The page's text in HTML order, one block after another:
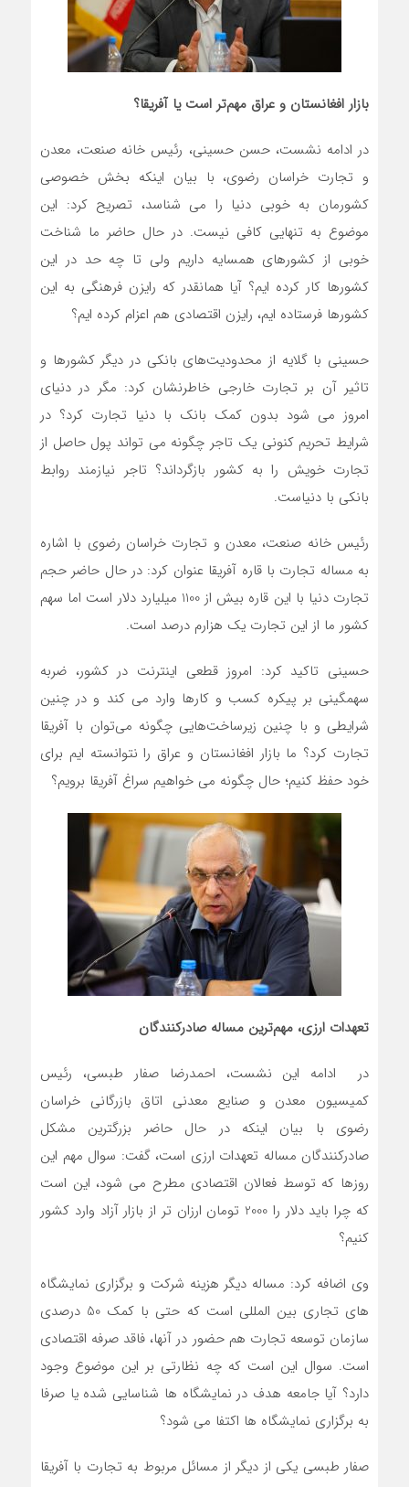
بازار افغانستان و عراق مهم‌تر است یا آفریقا؟
در ادامه نشست، حسن حسینی، رئیس خانه صنعت، معدن
و تجارت خراسان رضوی، با بیان اینکه بخش خصوصی
کشورمان به خوبی دنیا را می شناسد، تصریح کرد: این
موضوع به تنهایی کافی نیست. در حال حاضر ما شناخت
خوبی از کشورهای همسایه داریم ولی تا چه حد در این
کشورها کار کرده ایم؟ آیا همانقدر که رایزن فرهنگی به این
کشورها فرستاده ایم، رایزن اقتصادی هم اعزام کرده ایم؟
حسینی با گلایه از محدودیت‌های بانکی در دیگر کشورها و
تاثیر آن بر تجارت خارجی خاطرنشان کرد: مگر در دنیای
امروز می شود بدون کمک بانک با دنیا تجارت کرد؟ در
شرایط تحریم کنونی یک تاجر چگونه می تواند پول حاصل از
تجارت خویش را به کشور بازگرداند؟ تاجر نیازمند روابط
بانکی با دنیاست.
رئیس خانه صنعت، معدن و تجارت خراسان رضوی با اشاره
به مساله تجارت با قاره آفریقا عنوان کرد: در حال حاضر حجم
تجارت دنیا با این قاره بیش از 1100 میلیارد دلار است اما سهم
کشور ما از این تجارت یک هزارم درصد است.
حسینی تاکید کرد: امروز قطعی اینترنت در کشور، ضربه
سهمگینی بر پیکره کسب و کارها وارد می کند و در چنین
شرایطی و با چنین زیرساخت‌هایی چگونه می‌توان با آفریقا
تجارت کرد؟ ما بازار افغانستان و عراق را نتوانسته ایم برای
خود حفظ کنیم؛ حال چگونه می خواهیم سراغ آفریقا برویم؟
تعهدات ارزی، مهم‌ترین مساله صادرکنندگان
در ادامه این نشست، احمدرضا صفار طبسی، رئیس
کمیسیون معدن و صنایع معدنی اتاق بازرگانی خراسان
رضوی با بیان اینکه در حال حاضر بزرگترین مشکل
صادرکنندگان مساله تعهدات ارزی است، گفت: سوال مهم این
روزها که توسط فعالان اقتصادی مطرح می شود، این است
که چرا باید دلار را 2000 تومان ارزان تر از بازار آزاد وارد کشور
کنیم؟
وی اضافه کرد: مساله دیگر هزینه شرکت و برگزاری نمایشگاه
های تجاری بین المللی است که حتی با کمک 50 درصدی
سازمان توسعه تجارت هم حضور در آنها، فاقد صرفه اقتصادی
است. سوال این است که چه نظارتی بر این موضوع وجود
دارد؟ آیا جامعه هدف در نمایشگاه ها شناسایی شده یا صرفا
به برگزاری نمایشگاه ها اکتفا می شود؟
صفار طبسی یکی از دیگر از مسائل مربوط به تجارت با آفریقا